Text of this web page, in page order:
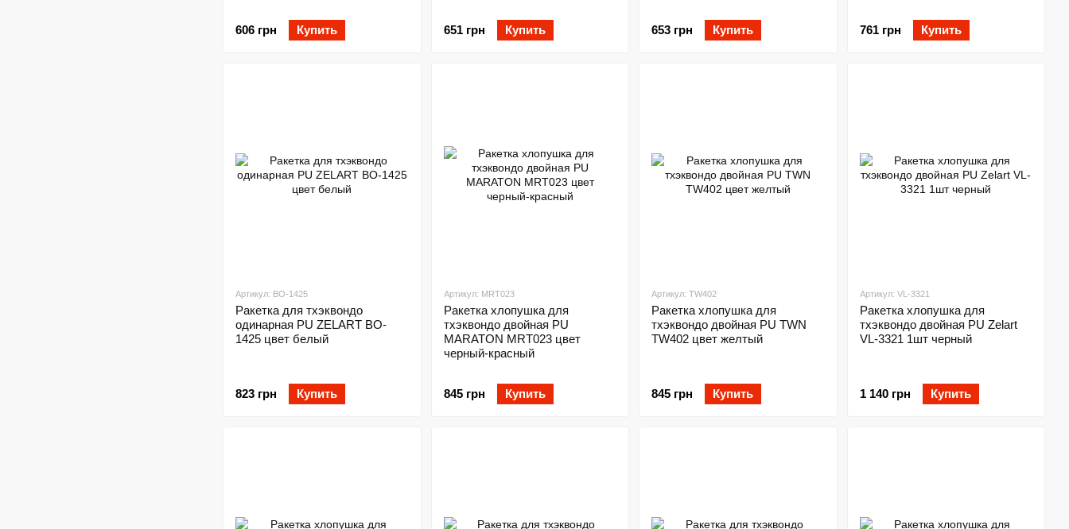
606 грн Купить 651 грн Купить 653 грн Купить 761 грн Купить
Артикул: BO-1425
Ракетка для тхэквондо
одинарная PU ZELART BO-
1425 цвет белый
823 грн Купить
Артикул: MRT023
Ракетка хлопушка для
тхэквондо двойная PU
MARATON MRT023 цвет
черный-красный
845 грн Купить
Артикул: TW402
Ракетка хлопушка для
тхэквондо двойная PU TWN
TW402 цвет желтый
845 грн Купить
Артикул: VL-3321
Ракетка хлопушка для
тхэквондо двойная PU Zelart
VL-3321 1шт черный
1 140 грн Купить